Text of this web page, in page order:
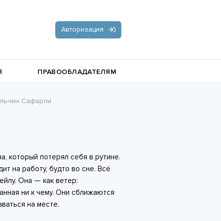
Авторизация
романы
Стихи и поэзия
ПРАВООБЛАДАТЕЛЯМ
Сафарли
который потерял себя в рутине.
на работу, будто во сне. Всё
Она — как ветер:
ни к чему. Они сближаются
на месте.